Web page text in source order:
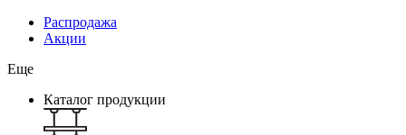
Распродажа
Акции
Еще
Каталог продукции